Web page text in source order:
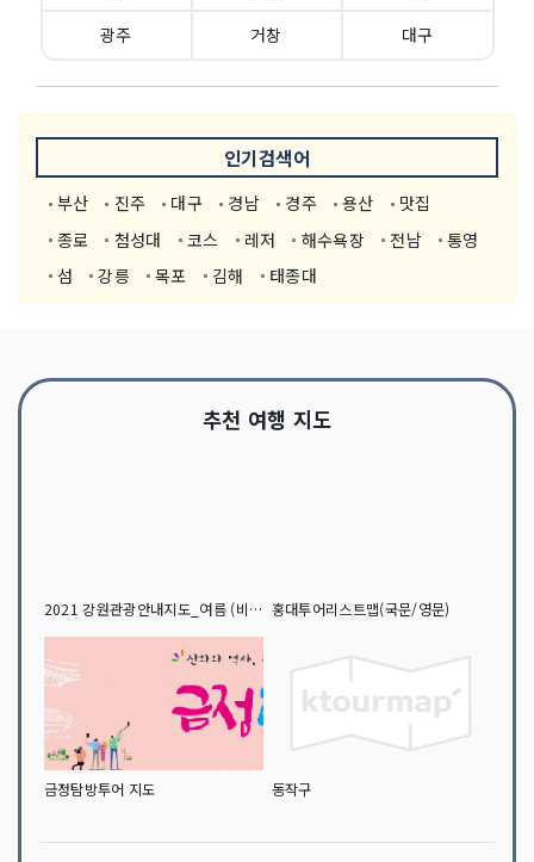
광주 거창 대구
인기검색어
부산 진주 대구 경남 경주 용산
맛집
종로
첨성대 코스 레저 해수욕장 전남
통영
섬
강릉 목포 김해 태종대
추천 여행 지도
2021 강원관광안내지도_여름 (비대면 / 숨은 관광지 안내지도) 홍대투어리스트맵(국문/영문)
금정탐방투어 지도 동작구